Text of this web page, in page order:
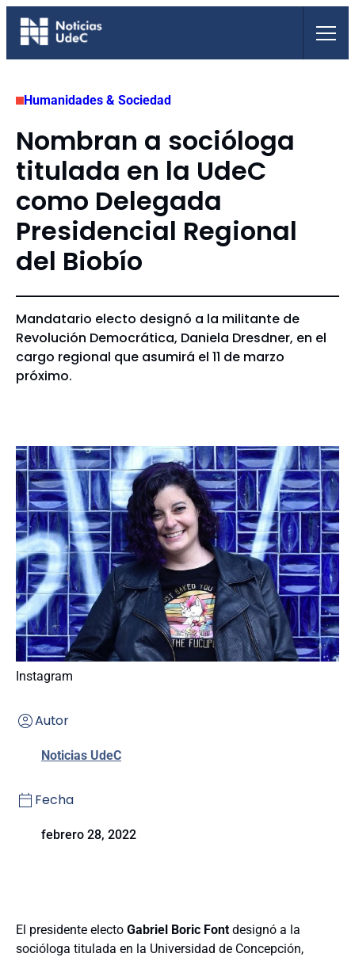
Saltar
Humanidades & Sociedad
Nombran a socióloga
titulada en la UdeC
como Delegada
Presidencial Regional
del Biobío
Mandatario electo designó a la militante de
Revolución Democrática, Daniela Dresdner, en el
cargo regional que asumirá el 11 de marzo
próximo.
Instagram
Autor
Noticias UdeC
Fecha
febrero 28, 2022
El presidente electo Gabriel Boric Font designó a la
socióloga titulada en la Universidad de Concepción,